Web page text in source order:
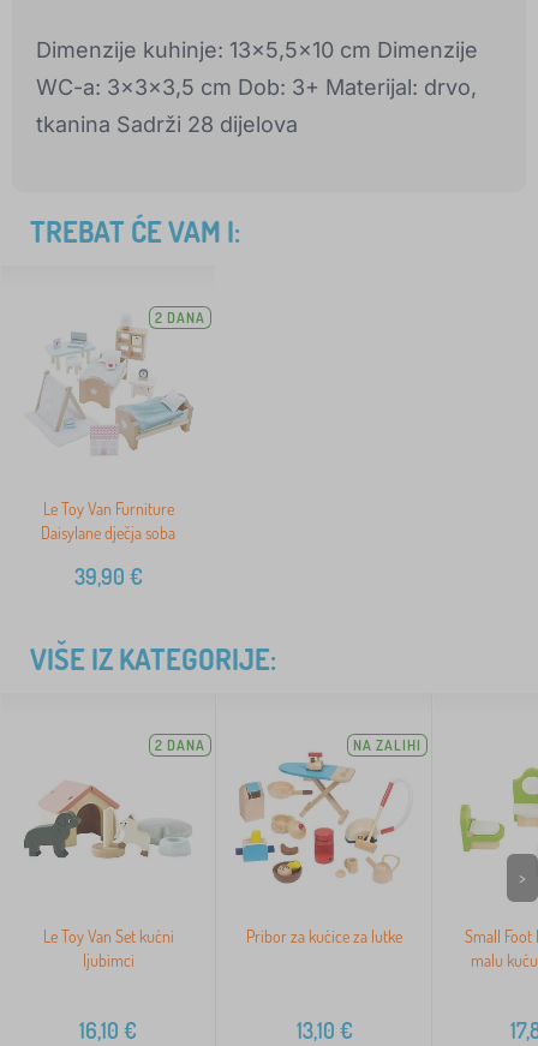
Dimenzije kuhinje: 13x5,5x10 cm Dimenzije
WC-a: 3x3x3,5 cm Dob: 3+ Materijal: drvo,
tkanina Sadrži 28 dijelova
TREBAT ĆE VAM I:
2 DANA
Le Toy Van Furniture
Daisylane dječja soba
39,90 €
VIŠE IZ KATEGORIJE:
2 DANA
Le Toy Van Set kućni
ljubimci
16,10 €
NA ZALIHI
Pribor za kućice za lutke
13,10 €
Small Foot
malu
>